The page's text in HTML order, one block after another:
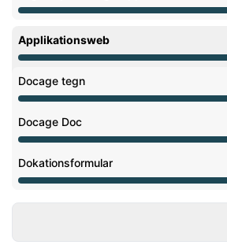
Vedligeholdelse fra 8:00 PM til
Applikationsweb
Vedligeholdelse fra 8:00 PM til
Docage tegn
Vedligeholdelse fra 8:00 PM til
Docage Doc
Vedligeholdelse fra 8:00 PM til
Dokationsformular
Vedligeholdelse fra 8:00 PM til